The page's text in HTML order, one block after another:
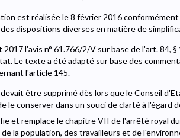
est réalisée le 8 février 2016
dispositions diverses en matière de
l'avis n° 61.766/2/V sur base de l'art. 84, §
Le texte a été adapté sur base des
l'article 145.
être supprimé dès lors que le Conseil
le conserver dans un souci de clarté à l'égard
et remplace le chapitre VII de l'arrêté royal
la population, des travailleurs et de